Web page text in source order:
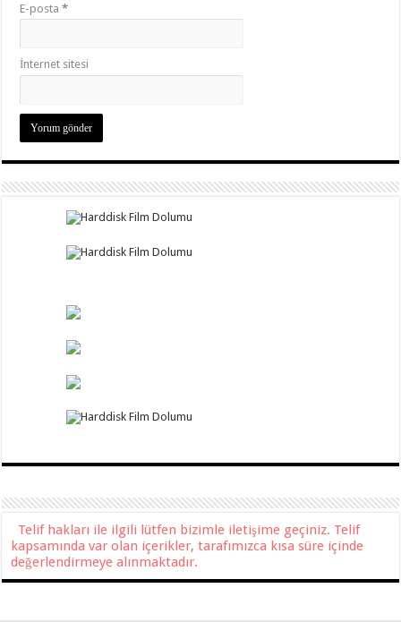
E-posta*
İnternet sitesi
Telif hakları ile ilgili lütfen bizimle iletişime geçiniz. Telif
kapsamında var olan içerikler, tarafımızca kısa süre içinde
değerlendirmeye alınmaktadır.